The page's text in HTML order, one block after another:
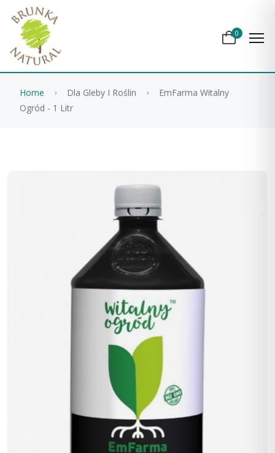
0
Home Dla Gleby I Roślin
EmFarma Witalny
Ogród - 1 Litr